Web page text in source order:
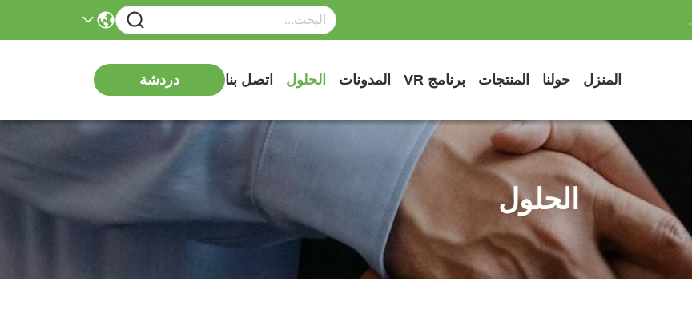
المنزل حولنا المنتجات برنامج VR المدونات الحلول اتصل بنا دردشة
الحلول